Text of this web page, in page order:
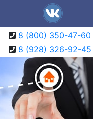
8 (800) 350-47-60
8 (928) 326-92-45